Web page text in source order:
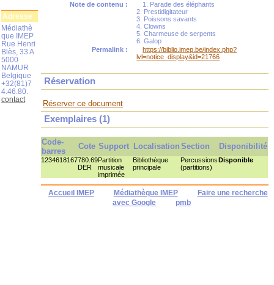
Note de contenu :
1. Parade des éléphants
2. Prestidigitateur
3. Poissons savants
4. Clowns
5. Charmeuse de serpents
6. Galop
Permalink :
https://biblio.imep.be/index.php?
lvl=notice_display&id=21766
Réservation
Réserver ce document
Exemplaires (1)
Code-
barres
Cote Support Localisation Section Disponibilité
1234618167780.69
DER
Partition
musicale
imprimée
Bibliothèque
principale
Percussions
(partitions)
Disponible
Accueil IMEP Médiathèque IMEP
Faire une recherche
avec Google
pmb
Adresse
Médiathè
que IMEP
Rue Henri
Blès, 33 A
5000
NAMUR
Belgique
+32(81)7
4.46.80.
contact